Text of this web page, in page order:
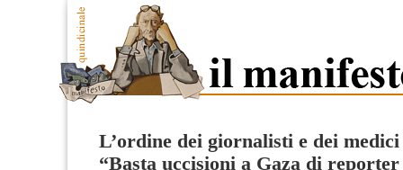
L’ordine dei giornalisti e dei
“Basta uccisioni a Gaza di reporter